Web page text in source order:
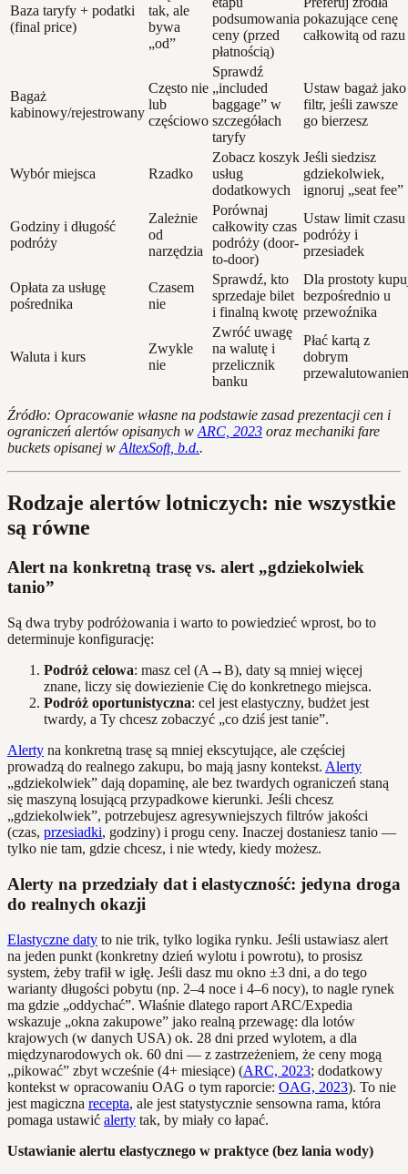
Baza taryfy + podatki
(final price)
tak, ale
bywa
„od”
podsumowania
ceny (przed
płatnością)
pokazujące cenę
całkowitą od razu
Bagaż
kabinowy/rejestrowany
Często nie
lub
częściowo
Sprawdź
„included
baggage” w
szczegółach
taryfy
Ustaw bagaż jako
filtr, jeśli zawsze
go bierzesz
Wybór miejsca Rzadko
Zobacz koszyk
usług
dodatkowych
Jeśli siedzisz
gdziekolwiek,
ignoruj „seat fee”
Godziny i długość
podróży
Zależnie
od
narzędzia
Porównaj
całkowity czas
podróży (door-
to-door)
Ustaw limit czasu
podróży i
przesiadek
Opłata za usługę
pośrednika
Czasem
nie
Sprawdź, kto
sprzedaje bilet
i finalną kwotę
Dla prostoty
bezpośrednio u
przewoźnika
Waluta i kurs
Zwykle
nie
Zwróć uwagę
na walutę i
przelicznik
banku
Płać kartą z
dobrym
Źródło: Opracowanie własne na podstawie zasad prezentacji cen i
ograniczeń alertów opisanych w ARC, 2023 oraz mechaniki fare
buckets opisanej w AltexSoft, b.d..
Rodzaje alertów lotniczych: nie wszystkie
są równe
Alert na konkretną trasę vs. alert „gdziekolwiek
tanio”
Są dwa tryby podróżowania i warto to powiedzieć wprost, bo to
determinuje konfigurację:
Podróż celowa: masz cel (A→B), daty są mniej więcej
znane, liczy się dowiezienie Cię do konkretnego miejsca.
Podróż oportunistyczna: cel jest elastyczny, budżet jest
twardy, a Ty chcesz zobaczyć „co dziś jest tanie”.
Alerty na konkretną trasę są mniej ekscytujące, ale częściej
prowadzą do realnego zakupu, bo mają jasny kontekst. Alerty
„gdziekolwiek” dają dopaminę, ale bez twardych ograniczeń staną
się maszyną losującą przypadkowe kierunki. Jeśli chcesz
„gdziekolwiek”, potrzebujesz agresywniejszych filtrów jakości
(czas, przesiadki, godziny) i progu ceny. Inaczej dostaniesz tanio —
tylko nie tam, gdzie chcesz, i nie wtedy, kiedy możesz.
Alerty na przedziały dat i elastyczność: jedyna droga
do realnych okazji
Elastyczne daty to nie trik, tylko logika rynku. Jeśli ustawiasz alert
na jeden punkt (konkretny dzień wylotu i powrotu), to prosisz
system, żeby trafił w igłę. Jeśli dasz mu okno ±3 dni, a do tego
warianty długości pobytu (np. 2–4 noce i 4–6 nocy), to nagle rynek
ma gdzie „oddychać”. Właśnie dlatego raport ARC/Expedia
wskazuje „okna zakupowe” jako realną przewagę: dla lotów
krajowych (w danych USA) ok. 28 dni przed wylotem, a dla
międzynarodowych ok. 60 dni — z zastrzeżeniem, że ceny mogą
„pikować” zbyt wcześnie (4+ miesiące) (ARC, 2023; dodatkowy
kontekst w opracowaniu OAG o tym raporcie: OAG, 2023). To nie
jest magiczna recepta, ale jest statystycznie sensowna rama, która
pomaga ustawić alerty tak, by miały co łapać.
Ustawianie alertu elastycznego w praktyce (bez lania wody)